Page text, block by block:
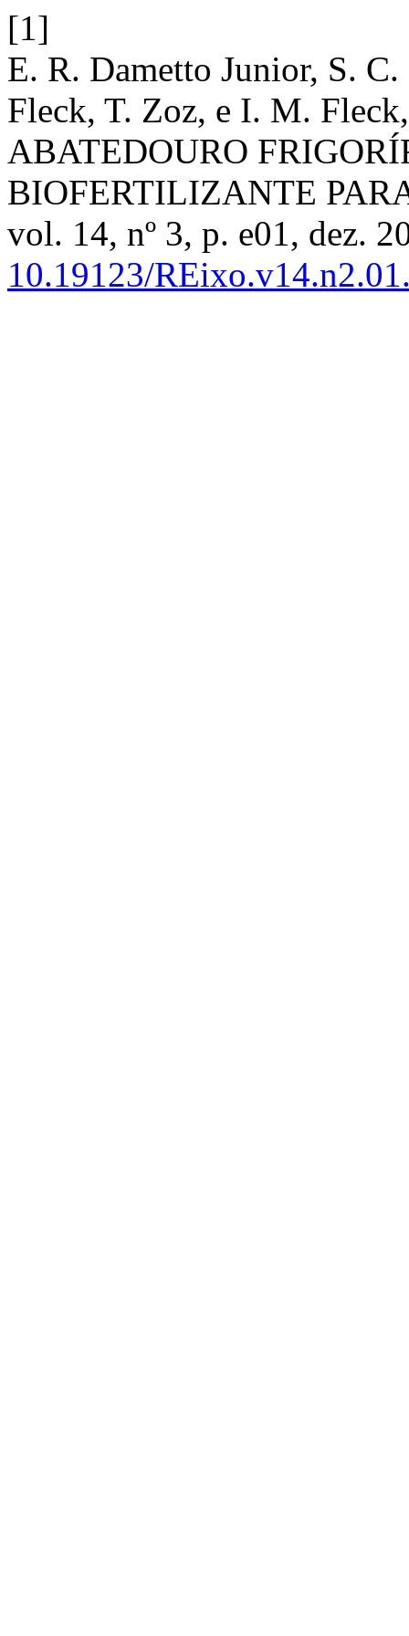
[1]
E. R. Dametto Junior, S.
Fleck, T. Zoz, e I. M.
ABATEDOURO
BIOFERTILIZANTE
vol. 14, nº 3, p. e01, dez.
10.19123/